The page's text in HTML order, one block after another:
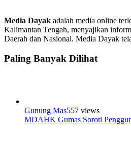
Media Dayak adalah media online
Kalimantan Tengah, menyajikan
Daerah dan Nasional. Media Dayak
Paling Banyak Dilihat
Gunung Mas557 views
MDAHK Gumas Soroti